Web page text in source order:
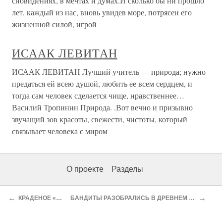
лет, каждый из нас, вновь увидев море, потрясен его
жизненной силой, игрой
ИСААК ЛЕВИТАН
ИСААК ЛЕВИТАН Лучший учитель — природа; нужно
предаться ей всею душой, любить ее всем сердцем, и
тогда сам человек сделается чище, нравственнее…
Василий Тропинин Природа. .Вот вечно и призывно
звучащий зов красоты, свежести, чистоты, который
связывает человека с миром
О проекте Разделы
← КРАДЕНОЕ «МОРЕ» БАНДИТЫ РАЗОБРАЛИСЬ В ДРЕВНЕМ ИСКУССТВЕ →